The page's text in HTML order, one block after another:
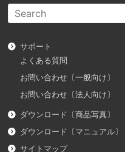
サポート
よくある質問
お問い合わせ〔一般向け〕
お問い合わせ〔法人向け〕
ダウンロード〔商品写真〕
ダウンロード〔マニュアル〕
サイトマップ